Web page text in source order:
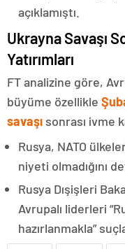
açıklamıştı.
Ukrayna Savaşı
Yatırımları
FT analizine göre,
büyüme özellikle
savaşı sonrası ivme
Rusya, NATO
niyeti olmadığını
Rusya Dışişleri
Avrupalı liderleri
hazırlanmakla”